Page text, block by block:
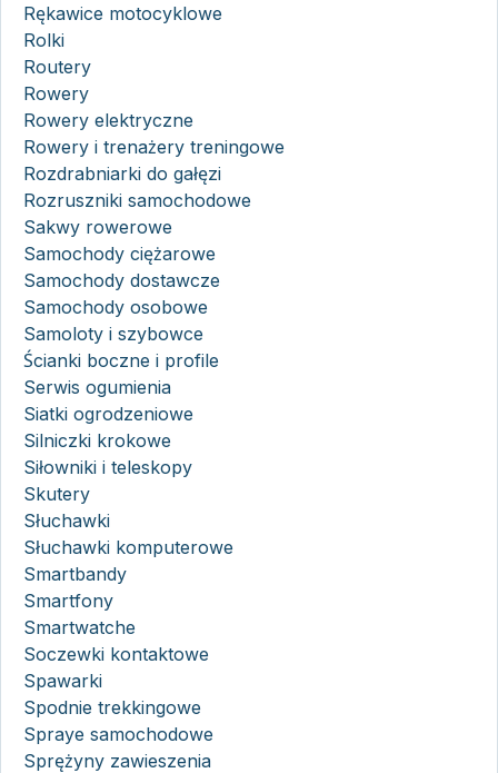
Rękawice motocyklowe
Rolki
Routery
Rowery
Rowery elektryczne
Rowery i trenażery treningowe
Rozdrabniarki do gałęzi
Rozruszniki samochodowe
Sakwy rowerowe
Samochody ciężarowe
Samochody dostawcze
Samochody osobowe
Samoloty i szybowce
Ścianki boczne i profile
Serwis ogumienia
Siatki ogrodzeniowe
Silniczki krokowe
Siłowniki i teleskopy
Skutery
Słuchawki
Słuchawki komputerowe
Smartbandy
Smartfony
Smartwatche
Soczewki kontaktowe
Spawarki
Spodnie trekkingowe
Spraye samochodowe
Sprężyny zawieszenia